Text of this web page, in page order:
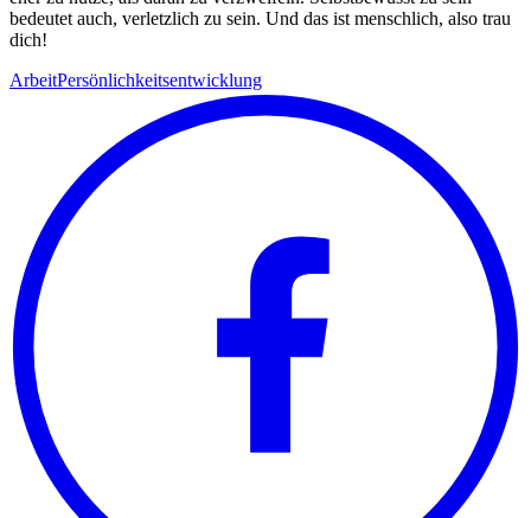
bedeutet auch, verletzlich zu sein. Und das ist menschlich, also trau
dich!
ArbeitPersönlichkeitsentwicklung